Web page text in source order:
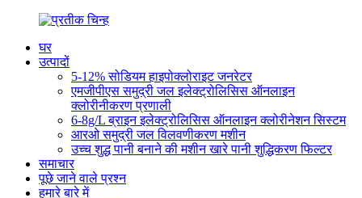
घर
उत्पादों
5-12% सोडियम हाइपोक्लोराइट जनरेटर
एमजीपीएस समुद्री जल इलेक्ट्रोलिसिस ऑनलाइन
क्लोरीनीकरण प्रणाली
6-8g/L ब्राइन इलेक्ट्रोलिसिस ऑनलाइन क्लोरीनेशन सिस्टम
आरओ समुद्री जल विलवणीकरण मशीन
उच्च शुद्ध पानी बनाने की मशीन खारे पानी शुद्धिकरण फिल्टर
समाचार
पूछे जाने वाले प्रश्न
हमारे बारे में